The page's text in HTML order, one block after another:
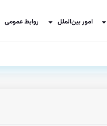
امور بین‌الملل روابط عمومی